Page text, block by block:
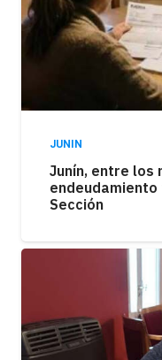
JUNIN
Junín, entre los
Sección